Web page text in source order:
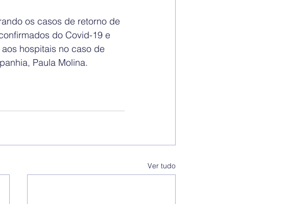
os casos de retorno de
do Covid-19 e
hospitais no caso de
Paula Molina.
Ver tudo